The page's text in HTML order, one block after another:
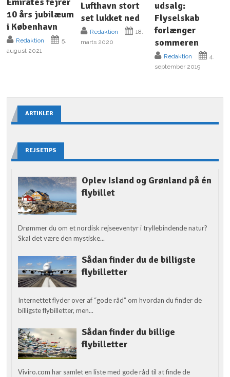
10 års jubilæum
i København
Redaktion
5.
august 2021
Lufthavn stort
set lukket ned
Redaktion
18.
marts 2020
udsalg:
Flyselskab
forlænger
sommeren
Redaktion
4.
september 2019
ARTIKLER
REJSETIPS
Oplev Island og Grønland på én
flybillet
Drømmer du om et nordisk rejseeventyr i tryllebindende natur?
Skal det være den mystiske...
Sådan finder du de billigste
flybilletter
Internettet flyder over af “gode råd” om hvordan du finder de
billigste flybilletter, men...
Sådan finder du billige
flybilletter
Viviro.com har samlet en liste med gode råd til at finde de